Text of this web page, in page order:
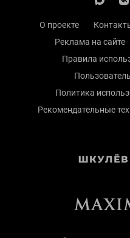
О проекте
Реклама на сайте
Правила
Политика
Рекомендательные